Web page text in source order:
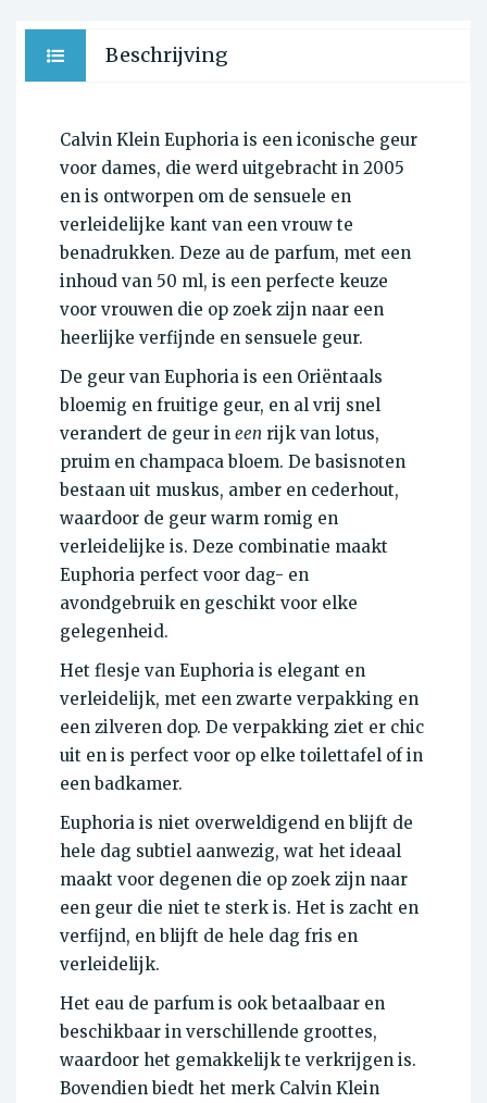
Beschrijving
Calvin Klein Euphoria is een iconische geur
voor dames, die werd uitgebracht in 2005
en is ontworpen om de sensuele en
verleidelijke kant van een vrouw te
benadrukken. Deze au de parfum, met een
inhoud van 50 ml, is een perfecte keuze
voor vrouwen die op zoek zijn naar een
heerlijke verfijnde en sensuele geur.
De geur van Euphoria is een Oriëntaals
bloemig en fruitige geur, en al vrij snel
verandert de geur in een rijk van lotus,
pruim en champaca bloem. De basisnoten
bestaan uit muskus, amber en cederhout,
waardoor de geur warm romig en
verleidelijke is. Deze combinatie maakt
Euphoria perfect voor dag- en
avondgebruik en geschikt voor elke
gelegenheid.
Het flesje van Euphoria is elegant en
verleidelijk, met een zwarte verpakking en
een zilveren dop. De verpakking ziet er chic
uit en is perfect voor op elke toilettafel of in
een badkamer.
Euphoria is niet overweldigend en blijft de
hele dag subtiel aanwezig, wat het ideaal
maakt voor degenen die op zoek zijn naar
een geur die niet te sterk is. Het is zacht en
verfijnd, en blijft de hele dag fris en
verleidelijk.
Het eau de parfum is ook betaalbaar en
beschikbaar in verschillende groottes,
waardoor het gemakkelijk te verkrijgen is.
Bovendien biedt het merk Calvin Klein